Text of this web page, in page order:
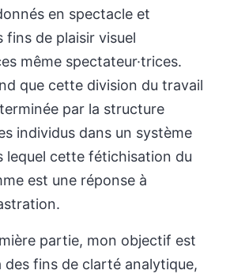
en spectacle et
fins de plaisir visuel
même spectateur·trices.
que cette division du travail
par la structure
individus dans un système
lequel cette fétichisation du
est une réponse à
partie, mon objectif est
des fins de clarté analytique,